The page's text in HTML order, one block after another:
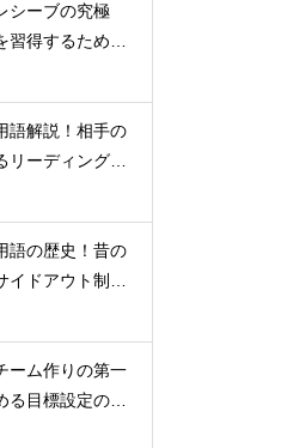
シーブの究極
習得するための
語解説！相手の
リーディングと
語の歴史！昔の
イドアウト制と
ーム作りの第一
る目標設定の仕